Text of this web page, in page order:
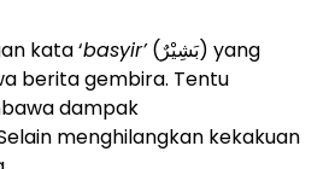
kata ‘basyir’ (بَشِيْرٌ) yang
berita gembira. Tentu
dampak
menghilangkan kekakuan